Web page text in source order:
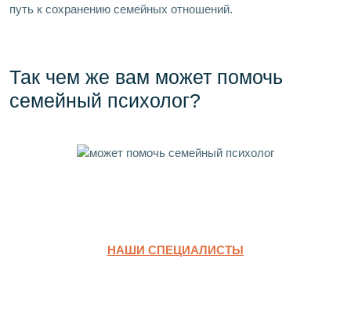
путь к сохранению семейных отношений.
Так чем же вам может помочь
семейный психолог?
НАШИ СПЕЦИАЛИСТЫ